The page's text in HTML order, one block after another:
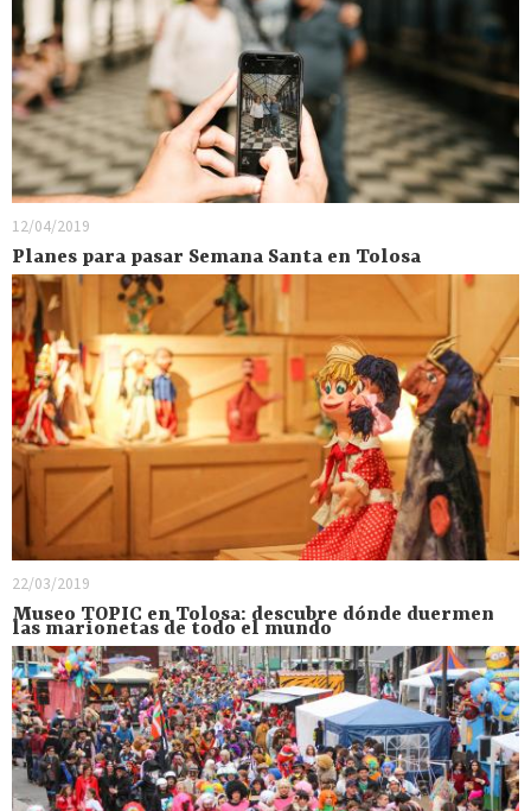
12/04/2019
Planes para pasar Semana Santa en Tolosa
22/03/2019
Museo TOPIC en Tolosa: descubre dónde duermen
las marionetas de todo el mundo